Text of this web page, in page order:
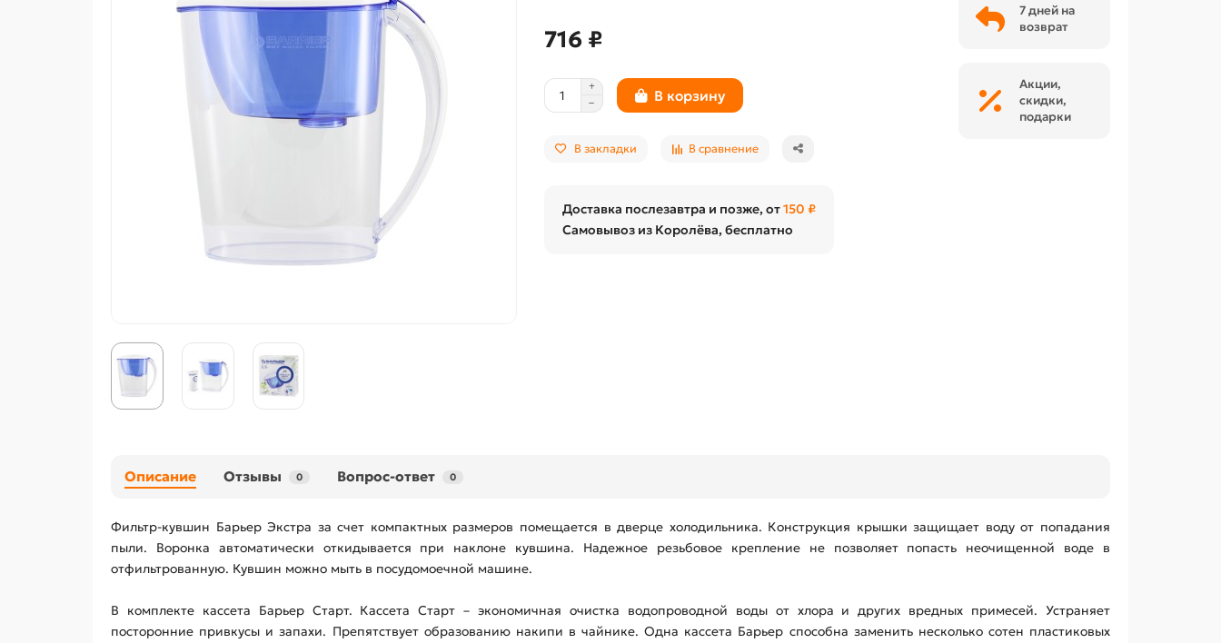
716 ₽
В корзину
В закладки В сравнение
Доставка послезавтра и позже, от150 ₽
Самовывоз из Королёва, бесплатно
7 дней на
возврат
Акции,
скидки,
подарки
Описание Отзывы 0 Вопрос-ответ 0
Фильтр-кувшин Барьер Экстра за счет компактных размеров помещается в дверце холодильника. Конструкция крышки защищает воду от попадания
пыли. Воронка автоматически откидывается при наклоне кувшина. Надежное резьбовое крепление не позволяет попасть неочищенной воде в
отфильтрованную. Кувшин можно мыть в посудомоечной машине.
В комплекте кассета Барьер Старт. Кассета Старт – экономичная очистка водопроводной воды от хлора и других вредных примесей. Устраняет
посторонние привкусы и запахи. Препятствует образованию накипи в чайнике. Одна кассета Барьер способна заменить несколько сотен пластиковых